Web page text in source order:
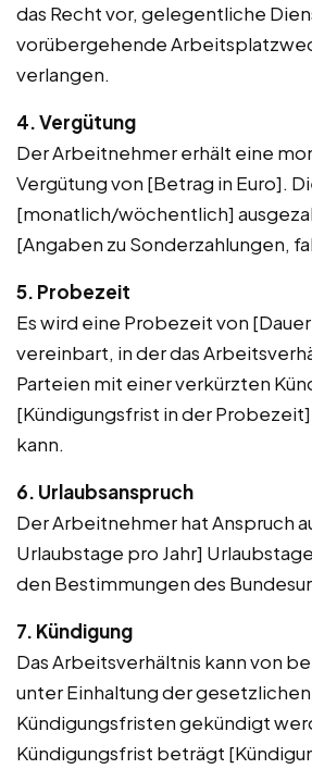
das Recht vor, gelegentliche
vorübergehende
verlangen.
4. Vergütung
Der Arbeitnehmer erhält eine
Vergütung von [Betrag in Euro].
[monatlich/wöchentlich]
[Angaben zu Sonderzahlungen,
5. Probezeit
Es wird eine Probezeit von
vereinbart, in der das
Parteien mit einer verkürzten
[Kündigungsfrist in der
kann.
6. Urlaubsanspruch
Der Arbeitnehmer hat Anspruch
Urlaubstage pro Jahr]
den Bestimmungen des
7. Kündigung
Das Arbeitsverhältnis kann von
unter Einhaltung der gesetzlichen
Kündigungsfristen gekündigt
Kündigungsfrist beträgt